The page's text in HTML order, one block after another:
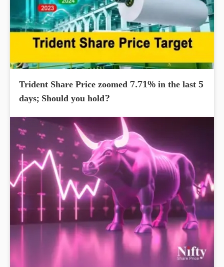
Trident Share Price zoomed 7.71% in the last 5
days; Should you hold?